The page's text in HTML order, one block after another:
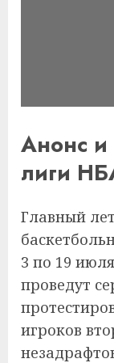
Анонс и
лиги
Главный
3 по 19
проведут
игроков